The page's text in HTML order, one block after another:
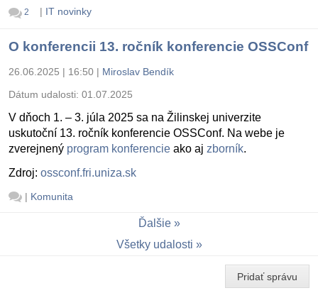
2 | IT novinky
O konferencii 13. ročník konferencie OSSConf
26.06.2025 | 16:50 | Miroslav Bendík
Dátum udalosti: 01.07.2025
V dňoch 1. – 3. júla 2025 sa na Žilinskej univerzite
uskutoční 13. ročník konferencie OSSConf. Na webe je
zverejnený program konferencie ako aj zborník.
Zdroj: ossconf.fri.uniza.sk
| Komunita
Ďalšie
Všetky udalosti
Pridať správu